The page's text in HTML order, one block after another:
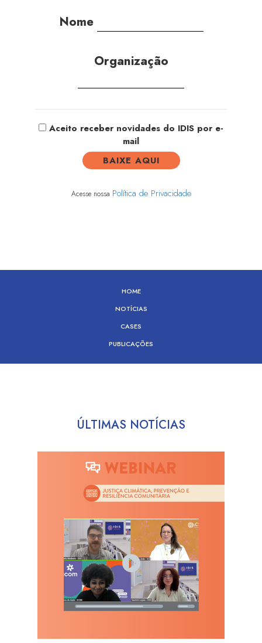
Nome
Organização
Aceito receber novidades do IDIS por e-
mail
Acesse nossa Política de Privacidade
HOME
NOTÍCIAS
CASES
PUBLICAÇÕES
ÚLTIMAS NOTÍCIAS